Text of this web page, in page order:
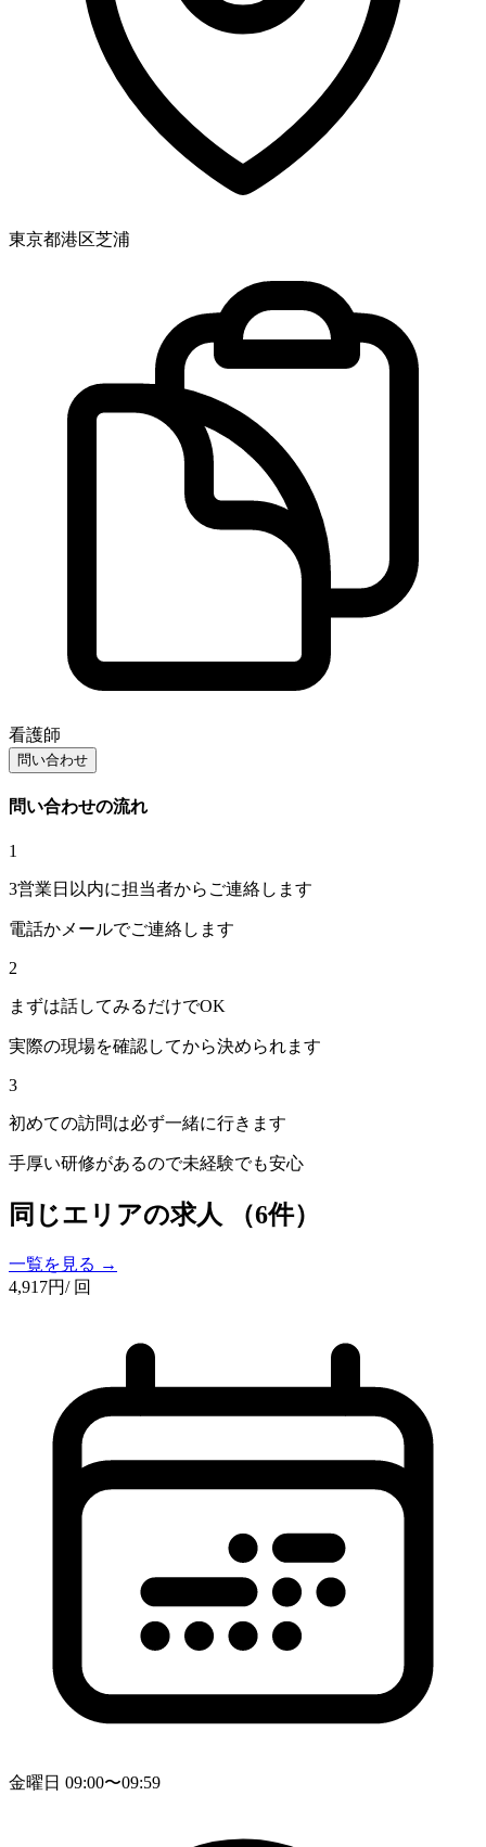
東京都港区芝浦
看護師
問い合わせ
問い合わせの流れ
1
3営業日以内に担当者からご連絡します
電話かメールでご連絡します
2
まずは話してみるだけでOK
実際の現場を確認してから決められます
3
初めての訪問は必ず一緒に行きます
手厚い研修があるので未経験でも安心
同じエリアの求人 （6件）
一覧を見る →
4,917円/ 回
金曜日 09:00〜09:59